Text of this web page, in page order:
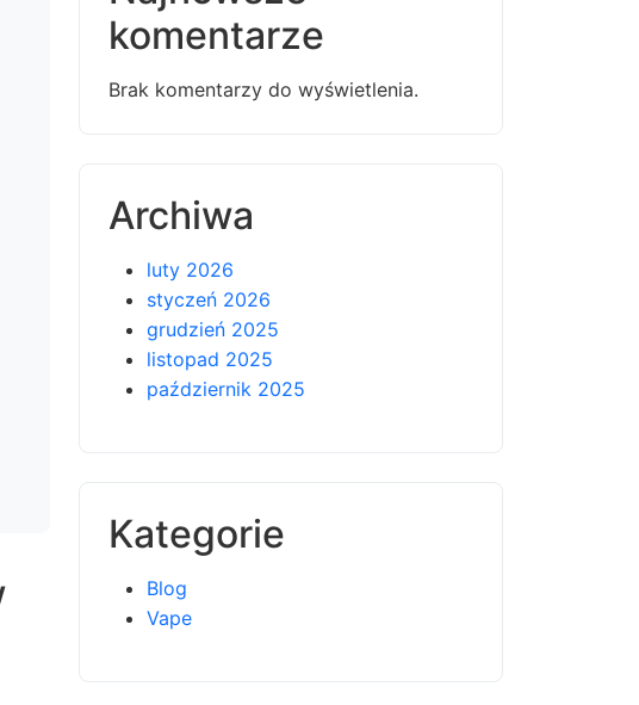
komentarze
Brak komentarzy do wyświetlenia.
Archiwa
luty 2026
styczeń 2026
grudzień 2025
listopad 2025
październik 2025
Kategorie
Blog
Vape